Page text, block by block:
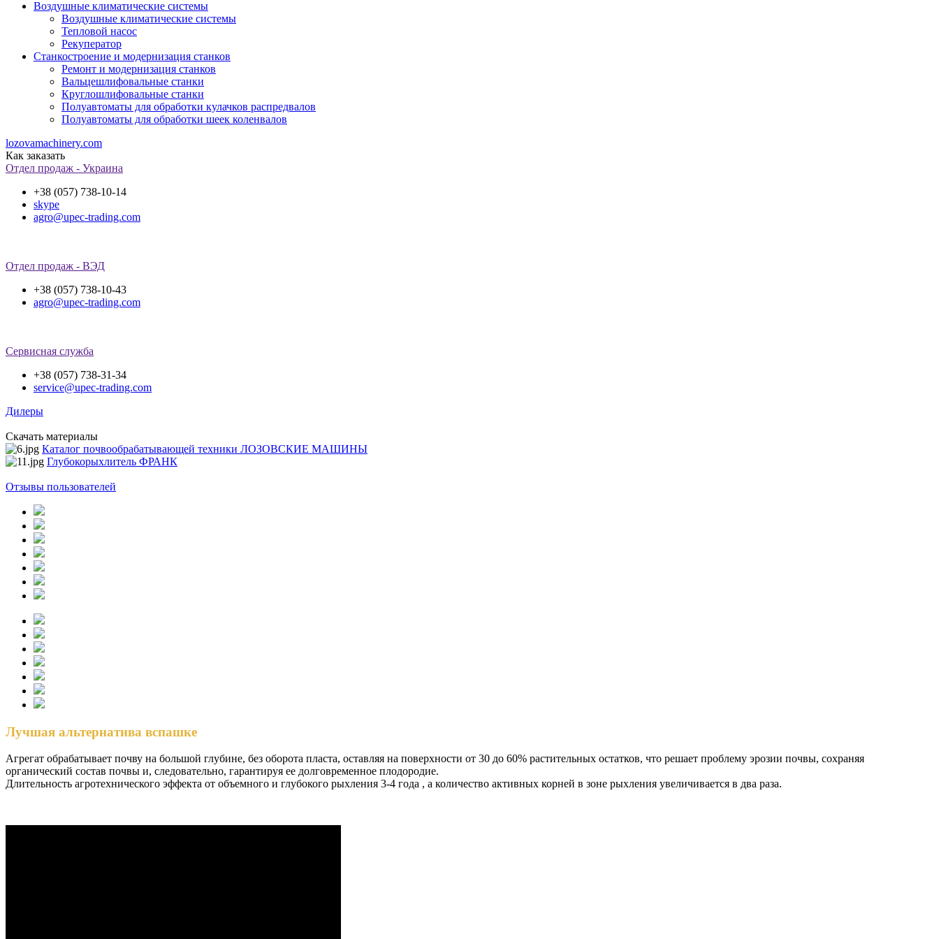
Воздушные климатические системы
Воздушные климатические системы
Тепловой насос
Рекуператор
Станкостроение и модернизация станков
Ремонт и модернизация станков
Вальцешлифовальные станки
Круглошлифовальные станки
Полуавтоматы для обработки кулачков распредвалов
Полуавтоматы для обработки шеек коленвалов
lozovamachinery.com
Как заказать
Отдел продаж - Украина
+38 (057) 738-10-14
skype
agro@upec-trading.com
Отдел продаж - ВЭД
+38 (057) 738-10-43
agro@upec-trading.com
Сервисная служба
+38 (057) 738-31-34
service@upec-trading.com
Дилеры
Скачать материалы
Каталог почвообрабатывающей техники ЛОЗОВСКИЕ МАШИНЫ
Глубокорыхлитель ФРАНК
Отзывы пользователей
Лучшая альтернатива вспашке
Агрегат обрабатывает почву на большой глубине, без оборота пласта, оставляя на поверхности от 30 до 60% растительных остатков, что решает проблему эрозии почвы, сохраняя
органический состав почвы и, следовательно, гарантируя ее долговременное плодородие.
Длительность агротехнического эффекта от объемного и глубокого рыхления 3-4 года , а количество активных корней в зоне рыхления увеличивается в два раза.